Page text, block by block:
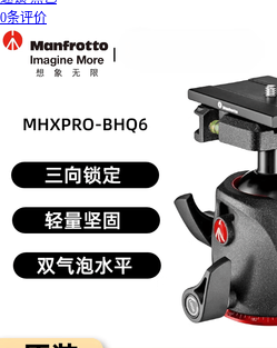
0条评价